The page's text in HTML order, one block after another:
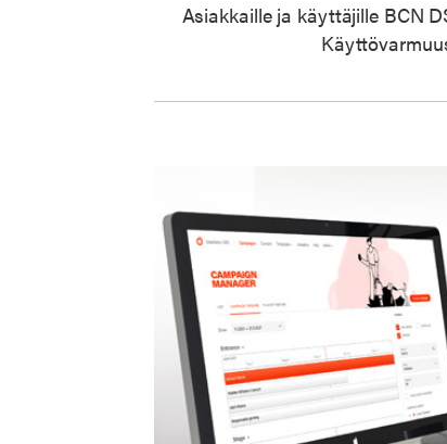
Asiakkaille ja käyttäjille BCN